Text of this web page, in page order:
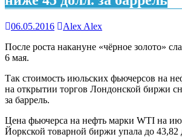
06.05.2016
Alex Alex
После роста накануне «чёрное золото»
6 мая.
Так стоимость июльских фьючерсов на
на открытии торгов Лондонской биржи
за баррель.
Цена фьючерса на нефть марки WTI на
Йоркской товарной биржи упала до 43,82